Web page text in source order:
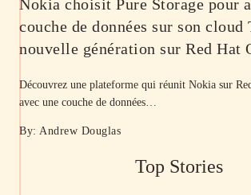
Nokia choisit Pure Storage pour
couche de données sur son cloud
nouvelle génération sur Red Hat
Découvrez une plateforme qui réunit Nokia sur
avec une couche de données…
By: Andrew Douglas
Top Stories